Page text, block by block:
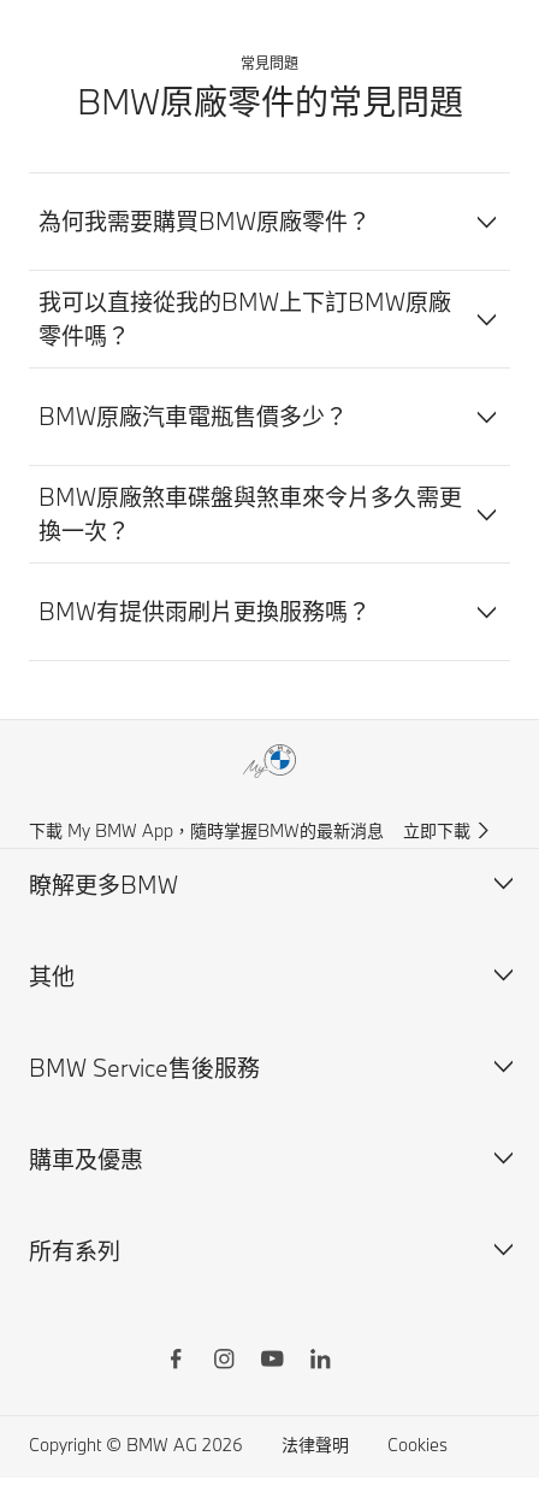
常見問題
BMW原廠零件的常見問題
為何我需要購買BMW原廠零件？
我可以直接從我的BMW上下訂BMW原廠
零件嗎？
BMW原廠汽車電瓶售價多少？
BMW原廠煞車碟盤與煞車來令片多久需更
換一次？
BMW有提供雨刷片更換服務嗎？
下載 My BMW App，隨時掌握BMW的最新消息 立即下載
瞭解更多BMW
獲得BMW最新消息
規格配備表
預約賞車
其他
法律聲明與Cookie政策
BMW Service售後服務
BMW Service售後服務概覽
BMW原廠加裝品
購車及優惠
訂製您的BMW
所有系列
Copyright © BMW AG 2026 法律聲明 Cookies